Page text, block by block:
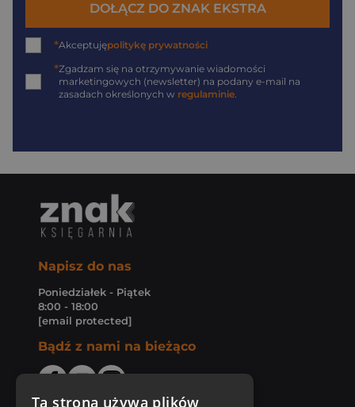
DOŁĄCZ DO ZNAK EKSTRA
*Akceptujępolitykę prywatności
*Zgadzam się na otrzymywanie wiadomości
marketingowych (newsletter) na podany e-mail na
zasadach określonych w regulaminie.
Napisz do nas
Poniedziałek - Piątek
8:00 - 18:00
[email protected]
Bądź z nami na bieżąco
Ta strona używa plików